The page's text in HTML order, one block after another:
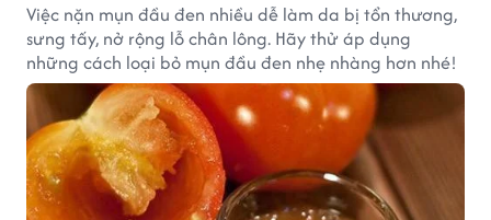
Việc nặn mụn đầu đen nhiều dễ làm da bị tổn thương,
sưng tấy, nở rộng lỗ chân lông. Hãy thử áp dụng
những cách loại bỏ mụn đầu đen nhẹ nhàng hơn nhé!